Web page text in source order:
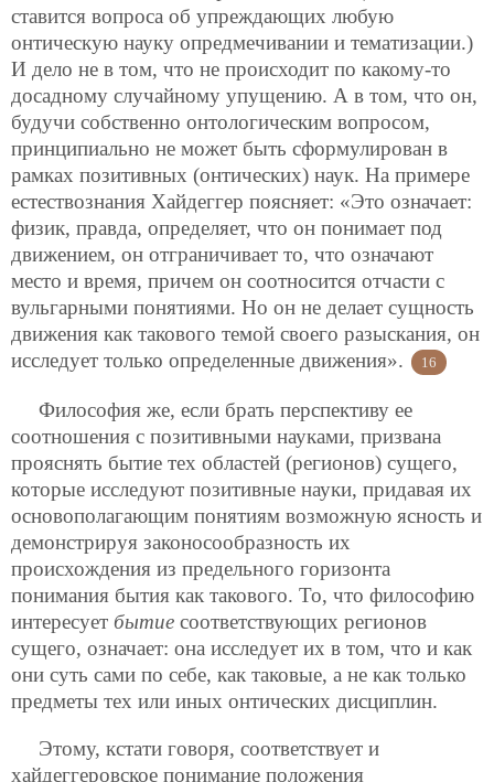
ставится вопроса об упреждающих любую
онтическую науку опредмечивании и тематизации.)
И дело не в том, что не происходит по какому-то
досадному случайному упущению. А в том, что он,
будучи собственно онтологическим вопросом,
принципиально не может быть сформулирован в
рамках позитивных (онтических) наук. На примере
естествознания Хайдеггер поясняет: «Это означает:
физик, правда, определяет, что он понимает под
движением, он отграничивает то, что означают
место и время, причем он соотносится отчасти с
вульгарными понятиями. Но он не делает сущность
движения как такового темой своего разыскания, он
исследует только определенные движения».
16
Философия же, если брать перспективу ее
соотношения с позитивными науками, призвана
прояснять бытие тех областей (регионов) сущего,
которые исследуют позитивные науки, придавая их
основополагающим понятиям возможную ясность и
демонстрируя законосообразность их
происхождения из предельного горизонта
понимания бытия как такового. То, что философию
интересует бытие соответствующих регионов
сущего, означает: она исследует их в том, что и как
они суть сами по себе, как таковые, а не как только
предметы тех или иных онтических дисциплин.
Этому, кстати говоря, соответствует и
хайдеггеровское понимание положения